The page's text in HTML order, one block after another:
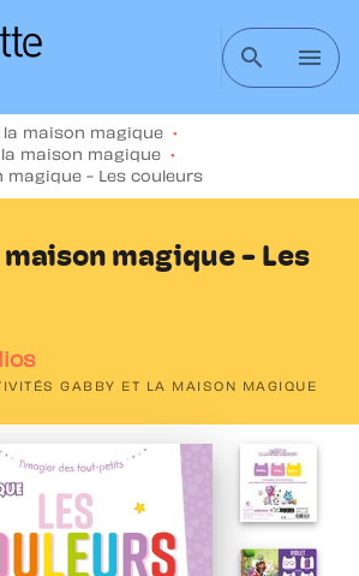
CONTENU
search menu
la maison magique
•
maison magique
•
magique - Les couleurs
magique - Les
GABBY ET LA MAISON MAGIQUE